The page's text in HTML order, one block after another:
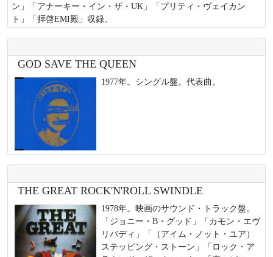
ン」「アナーキー・イン・ザ・UK」「プリティ・ヴェイカン
ト」「拝啓EMI殿」収録。
GOD SAVE THE QUEEN
1977年。シングル盤。代表曲。
THE GREAT ROCK'N'ROLL SWINDLE
1978年。映画のサウンド・トラック盤。
「ジョニー・B・グッド」「カモン・エヴ
リバディ」「（アイム・ノット・ユア）
ステッピング・ストーン」「ロック・ア